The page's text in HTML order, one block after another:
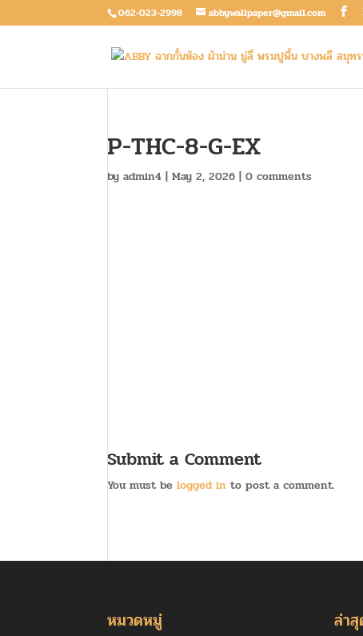
062-023-2998 abbywallpaper@gmail.com
P-THC-8-G-EX
byadmin4 |May 2, 2026 |0 comments
Submit a Comment
You must belogged in to post a comment.
หมวดหมู่ ล่า